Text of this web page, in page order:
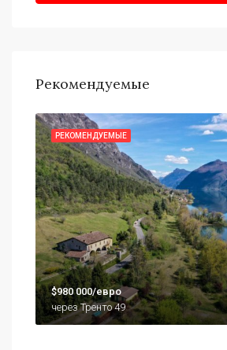
Рекомендуемые
РЕКОМЕНДУЕМЫЕ
$980 000/евро
через Тренто 49